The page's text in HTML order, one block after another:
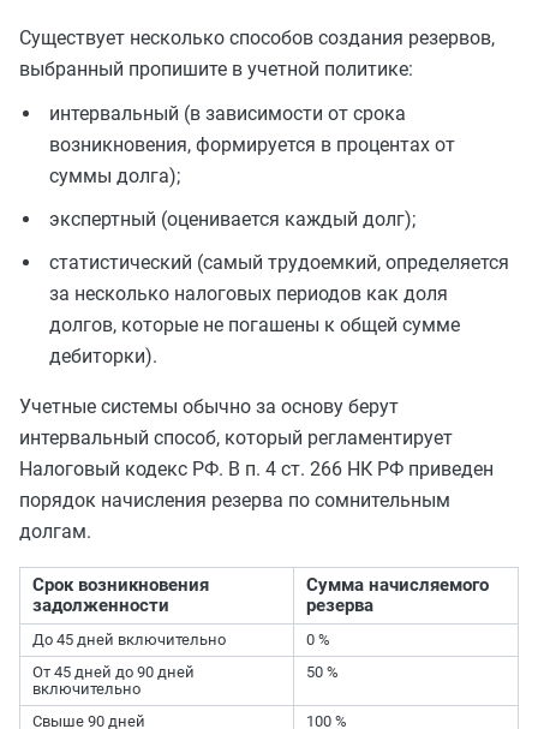
Существует несколько способов создания резервов,
выбранный пропишите в учетной политике:
интервальный (в зависимости от срока
возникновения, формируется в процентах от
суммы долга);
экспертный (оценивается каждый долг);
статистический (самый трудоемкий, определяется
за несколько налоговых периодов как доля
долгов, которые не погашены к общей сумме
дебиторки).
Учетные системы обычно за основу берут
интервальный способ, который регламентирует
Налоговый кодекс РФ. В п. 4 ст. 266 НК РФ приведен
порядок начисления резерва по сомнительным
долгам.
Срок возникновения
задолженности
Сумма начисляемого
резерва
До 45 дней включительно
0 %
От 45 дней до 90 дней
включительно
50 %
Свыше 90 дней 100 %